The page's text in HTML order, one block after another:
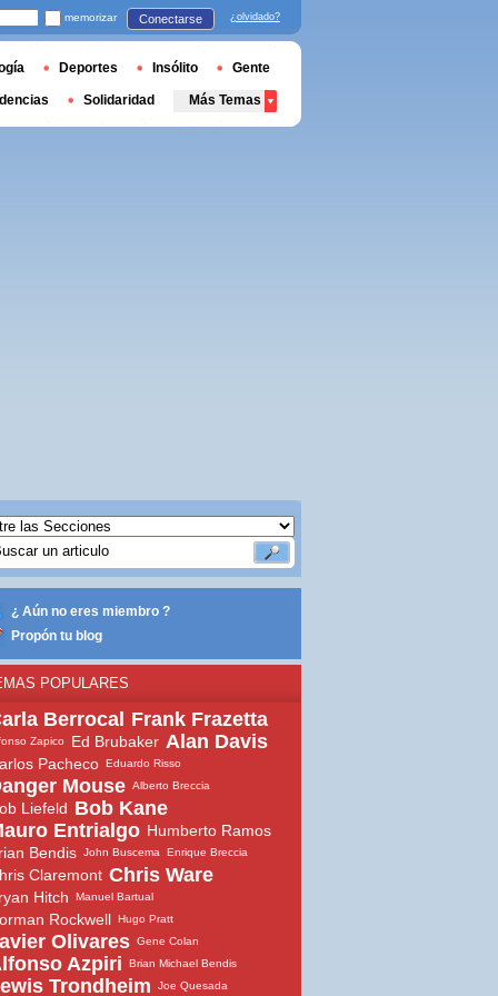
¿ Aún no eres miembro ?
Propón tu blog
POPULARES
Berrocal Frank Frazetta
Zapico Ed Brubaker Alan Davis
Pacheco Eduardo Risso
Mouse Alberto Breccia
Liefeld Bob Kane
Entrialgo Humberto Ramos
Bendis John Buscema Enrique Breccia
Claremont Chris Ware
Hitch Manuel Bartual
Rockwell Hugo Pratt
Olivares Gene Colan
Azpiri Brian Michael Bendis
Trondheim Joe Quesada
memorizar Conectarse ¿olvidado?
Deportes Insólito Gente
Solidaridad Más Temas